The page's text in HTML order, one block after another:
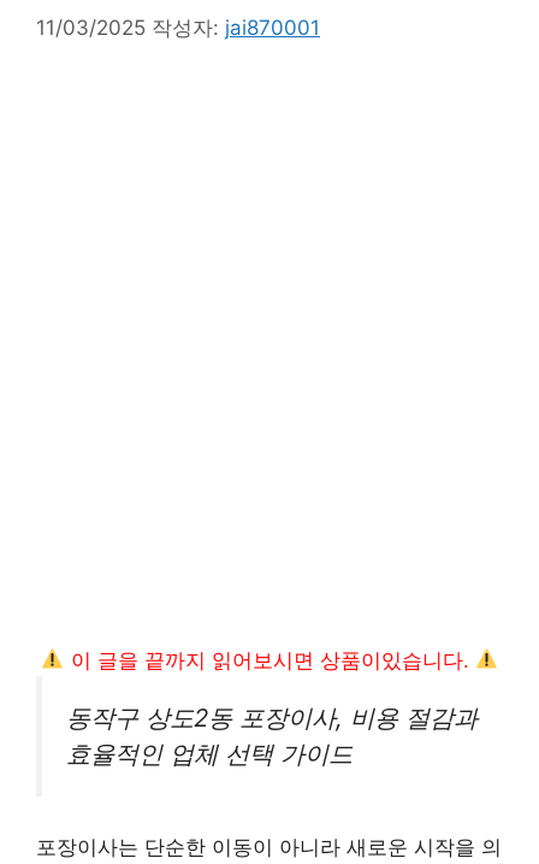
11/03/2025 작성자: jai870001
이 글을 끝까지 읽어보시면 상품이있습니다.
동작구 상도2동 포장이사, 비용 절감과
효율적인 업체 선택 가이드
포장이사는 단순한 이동이 아니라 새로운 시작을 의